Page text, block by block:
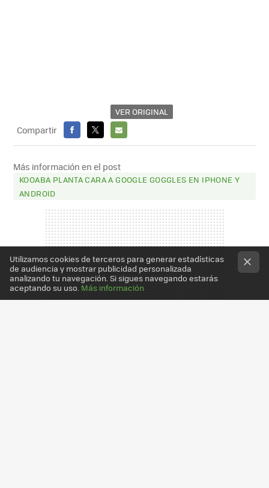
VER ORIGINAL
Compartir
FACEBOOK
X
E-
MAIL
Más información en el post
KOOABA PLANTA CARA A GOOGLE GOGGLES EN IPHONE Y
ANDROID
Utilizamos cookies de terceros para generar estadísticas
de audiencia y mostrar publicidad personalizada
analizando tu navegación. Si sigues navegando estarás
aceptando su uso. Más información